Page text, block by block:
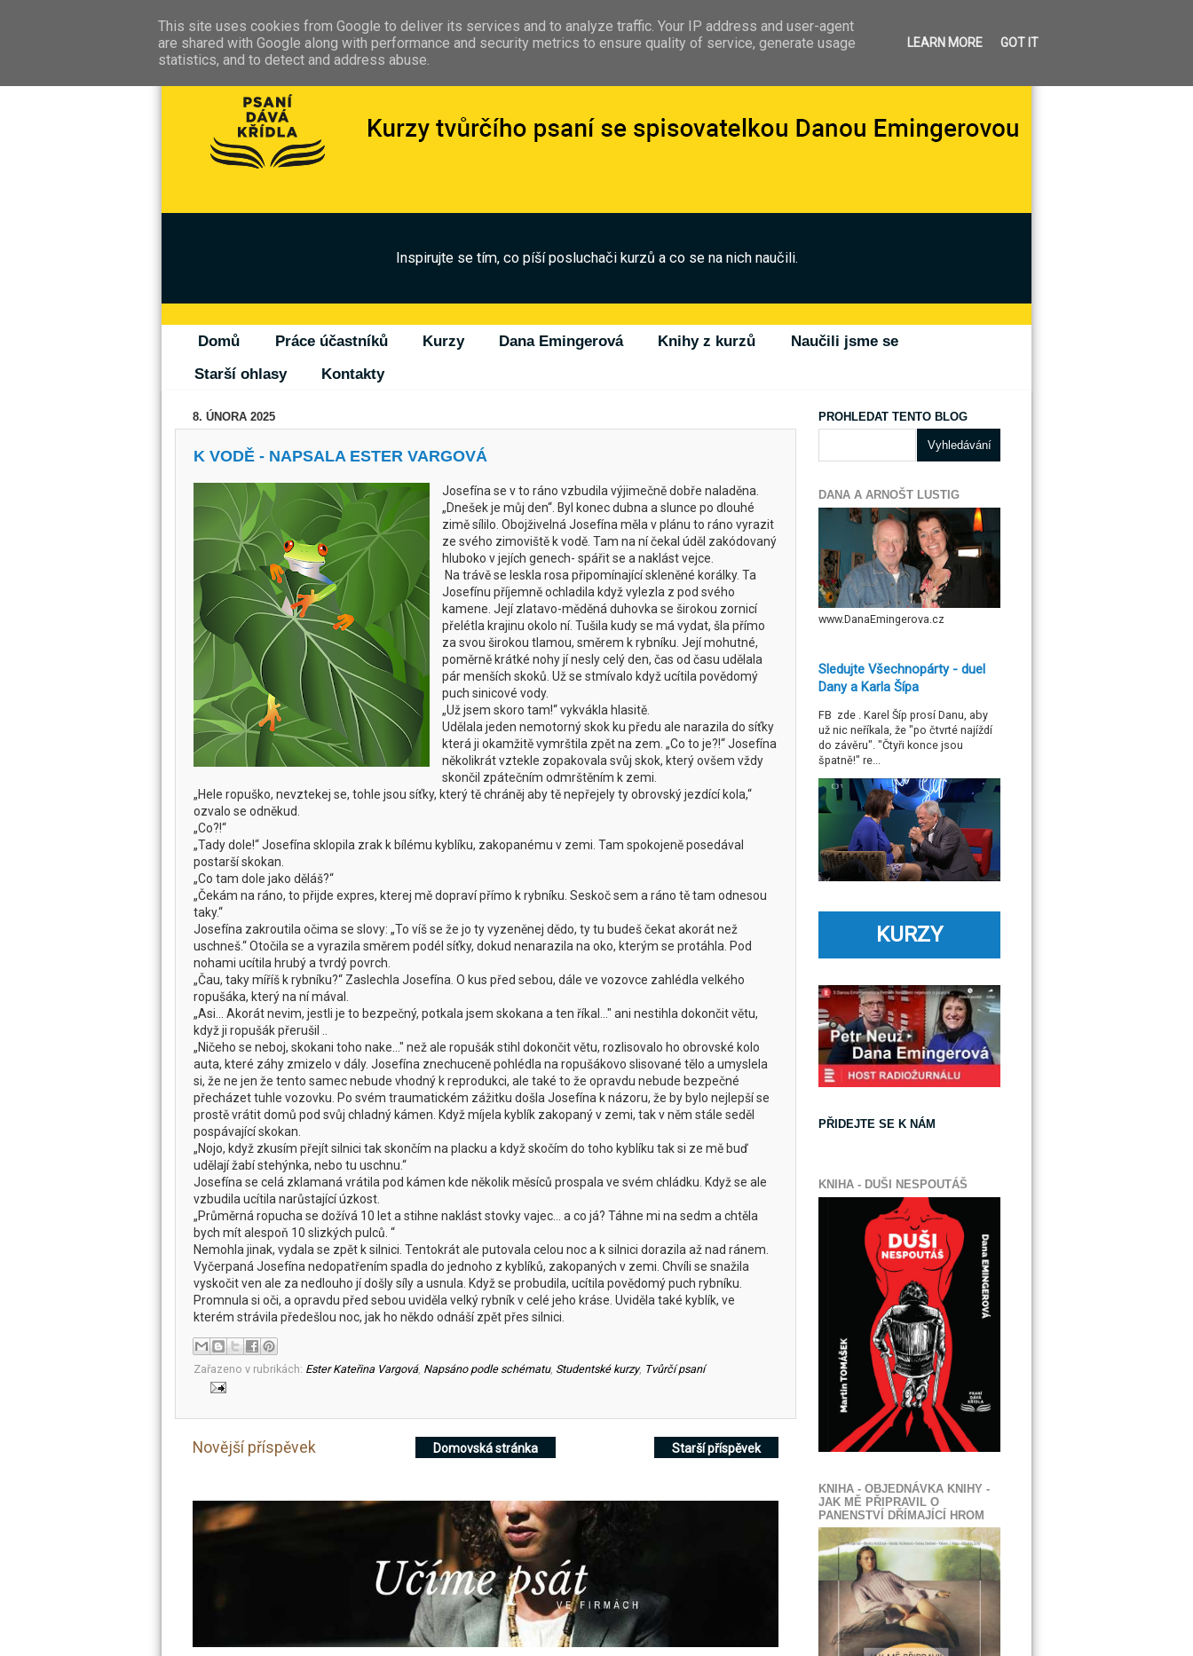
Inspirujte se tím, co píší posluchači kurzů a co se na nich naučili.
Domů Práce účastníků Kurzy Dana Emingerová Knihy z kurzů
Naučili jsme se
Starší ohlasy
Kontakty
8. ÚNORA 2025
K VODĚ - NAPSALA ESTER VARGOVÁ
Josefína se v to ráno vzbudila výjimečně dobře naladěna.
„Dnešek je můj den“. Byl konec dubna a slunce po dlouhé
zimě sílilo. Obojživelná Josefína měla v plánu to ráno vyrazit
ze svého zimoviště k vodě. Tam na ní čekal úděl zakódovaný
hluboko v jejích genech- spářit se a naklást vejce.
Na trávě se leskla rosa připomínající skleněné korálky. Ta
Josefínu příjemně ochladila když vylezla z pod svého
kamene. Její zlatavo-měděná duhovka se širokou zornicí
přelétla krajinu okolo ní. Tušila kudy se má vydat, šla přímo
za svou širokou tlamou, směrem k rybníku. Její mohutné,
poměrně krátké nohy jí nesly celý den, čas od času udělala
pár menších skoků. Už se stmívalo když ucítila povědomý
puch sinicové vody.
„Už jsem skoro tam!“ vykvákla hlasitě.
Udělala jeden nemotorný skok ku předu ale narazila do síťky
která ji okamžitě vymrštila zpět na zem. „Co to je?!“ Josefína
několikrát vztekle zopakovala svůj skok, který ovšem vždy
skončil zpátečním odmrštěním k zemi.
„Hele ropuško, nevztekej se, tohle jsou síťky, který tě chráněj aby tě nepřejely ty obrovský jezdící kola,“
ozvalo se odněkud.
„Co?!“
„Tady dole!“ Josefína sklopila zrak k bílému kyblíku, zakopanému v zemi. Tam spokojeně posedával
postarší skokan.
„Co tam dole jako děláš?“
„Čekám na ráno, to přijde expres, kterej mě dopraví přímo k rybníku. Seskoč sem a ráno tě tam odnesou
taky.“
Josefína zakroutila očima se slovy: „To víš se že jo ty vyzeněnej dědo, ty tu budeš čekat akorát než
uschneš.“ Otočila se a vyrazila směrem podél síťky, dokud nenarazila na oko, kterým se protáhla. Pod
nohami ucítila hrubý a tvrdý povrch.
„Čau, taky míříš k rybníku?“ Zaslechla Josefína. O kus před sebou, dále ve vozovce zahlédla velkého
ropušáka, který na ní mával.
„Asi... Akorát nevim, jestli je to bezpečný, potkala jsem skokana a ten říkal..." ani nestihla dokončit větu,
když ji ropušák přerušil ..
„Ničeho se neboj, skokani toho nake..." než ale ropušák stihl dokončit větu, rozlisovalo ho obrovské kolo
auta, které záhy zmizelo v dály. Josefína znechuceně pohlédla na ropušákovo slisované tělo a umyslela
si, že ne jen že tento samec nebude vhodný k reprodukci, ale také to že opravdu nebude bezpečné
přecházet tuhle vozovku. Po svém traumatickém zážitku došla Josefína k názoru, že by bylo nejlepší se
prostě vrátit domů pod svůj chladný kámen. Když míjela kyblík zakopaný v zemi, tak v něm stále seděl
pospávající skokan.
„Nojo, když zkusím přejít silnici tak skončím na placku a když skočím do toho kyblíku tak si ze mě buď
udělají žabí stehýnka, nebo tu uschnu.“
Josefína se celá zklamaná vrátila pod kámen kde několik měsíců prospala ve svém chládku. Když se ale
vzbudila ucítila narůstající úzkost.
„Průměrná ropucha se dožívá 10 let a stihne naklást stovky vajec… a co já? Táhne mi na sedm a chtěla
bych mít alespoň 10 slizkých pulců. “
Nemohla jinak, vydala se zpět k silnici. Tentokrát ale putovala celou noc a k silnici dorazila až nad ránem.
Vyčerpaná Josefína nedopatřením spadla do jednoho z kyblíků, zakopaných v zemi. Chvíli se snažila
vyskočit ven ale za nedlouho jí došly síly a usnula. Když se probudila, ucítila povědomý puch rybníku.
Promnula si oči, a opravdu před sebou uviděla velký rybník v celé jeho kráse. Uviděla také kyblík, ve
kterém strávila předešlou noc, jak ho někdo odnáší zpět přes silnici.
Zařazeno v rubrikách: Ester Kateřina Vargová, Napsáno podle schématu, Studentské kurzy, Tvůrčí psaní
Novější příspěvek Starší příspěvek
Domovská stránka
PROHLEDAT TENTO BLOG
DANA A ARNOŠT LUSTIG
www.DanaEmingerova.cz
Sledujte Všechnopárty - duel
Dany a Karla Šípa
FB zde . Karel Šíp prosí Danu, aby
už nic neříkala, že "po čtvrté najíždí
do závěru". "Čtyři konce jsou
špatně!" re...
KURZY
PŘIDEJTE SE K NÁM
KNIHA - DUŠI NESPOUTÁŠ
KNIHA - OBJEDNÁVKA KNIHY -
JAK MĚ PŘIPRAVIL O
PANENSTVÍ DŘÍMAJÍCÍ HROM
This site uses cookies from Google to deliver its services and to analyze traffic. Your IP address and user-agent
are shared with Google along with performance and security metrics to ensure quality of service, generate usage
statistics, and to detect and address abuse.
LEARN MORE GOT IT